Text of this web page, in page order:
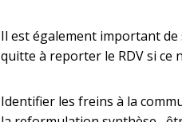
Il est également important de
quitte à reporter le RDV si ce
Identifier les freins à la